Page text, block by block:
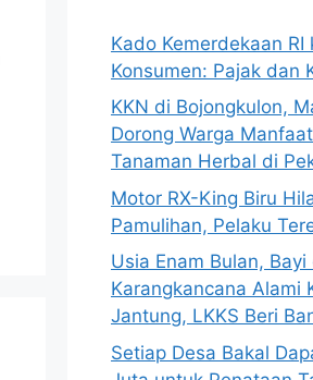
Kado Kemerdekaan RI
Konsumen: Pajak dan
KKN di Bojongkulon,
Dorong Warga
Tanaman Herbal di
Motor RX-King Biru
Pamulihan, Pelaku
Usia Enam Bulan, Bayi
Karangkancana Alami
Jantung, LKKS Beri
Setiap Desa Bakal